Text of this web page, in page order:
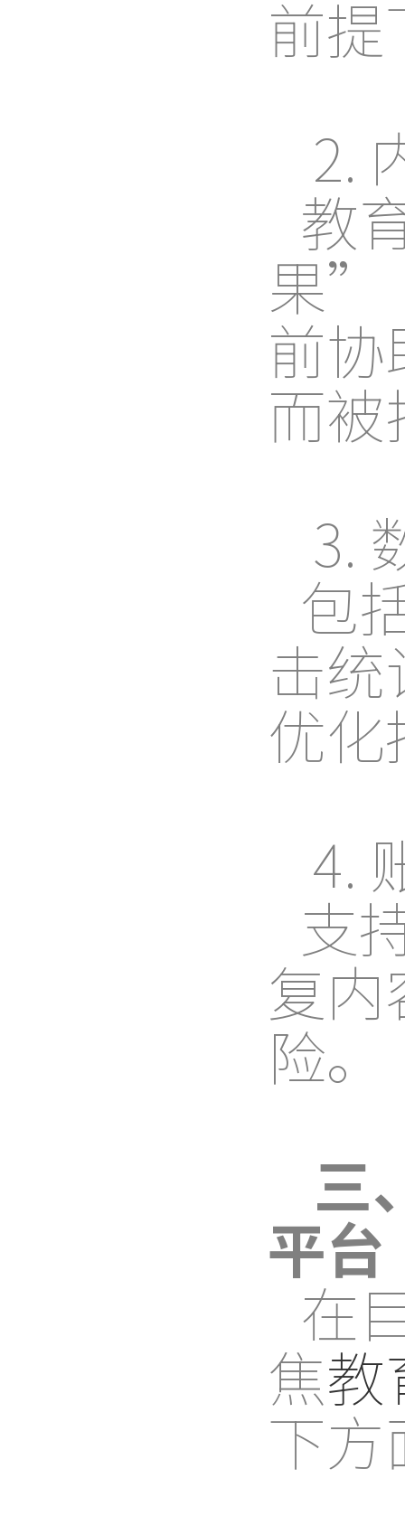
前
2.
教
果
前
而
3.
包
击
优
4.
支
复
险。
三
平台
在
焦
下